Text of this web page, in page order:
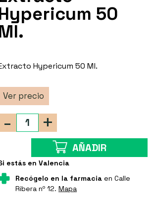
50
Hypericum 50 Ml.
Ver precio
+
-
AÑADIR
estás en Valencia
Recógelo en la farmacia en Calle
Ribera nº 12.Mapa